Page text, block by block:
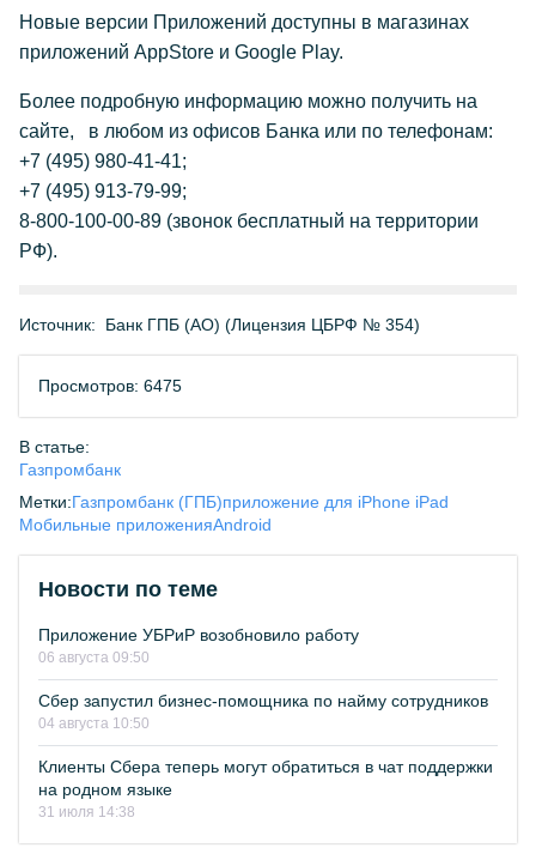
Новые версии Приложений доступны в магазинах
приложений AppStore и Google Play.
Более подробную информацию можно получить на
сайте, в любом из офисов Банка или по телефонам:
+7 (495) 980-41-41;
+7 (495) 913-79-99;
8-800-100-00-89 (звонок бесплатный на территории
РФ).
Источник: Банк ГПБ (АО) (Лицензия ЦБРФ № 354)
Просмотров: 6475
В статье:
Газпромбанк
Метки:Газпромбанк (ГПБ)приложение для iPhone iPad
Мобильные приложенияAndroid
Новости по теме
Приложение УБРиР возобновило работу
06 августа 09:50
Сбер запустил бизнес-помощника по найму сотрудников
04 августа 10:50
Клиенты Сбера теперь могут обратиться в чат поддержки
на родном языке
31 июля 14:38